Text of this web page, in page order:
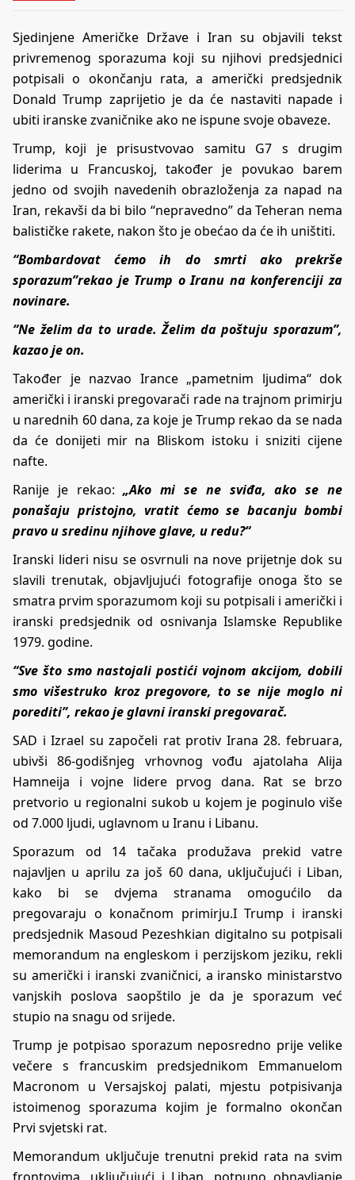
Sjedinjene Američke Države i Iran su objavili tekst
privremenog sporazuma koji su njihovi predsjednici
potpisali o okončanju rata, a američki predsjednik
Donald Trump zaprijetio je da će nastaviti napade i
ubiti iranske zvaničnike ako ne ispune svoje obaveze.
Trump, koji je prisustvovao samitu G7 s drugim
liderima u Francuskoj, također je povukao barem
jedno od svojih navedenih obrazloženja za napad na
Iran, rekavši da bi bilo “nepravedno” da Teheran nema
balističke rakete, nakon što je obećao da će ih uništiti.
“Bombardovat ćemo ih do smrti ako prekrše
sporazum”rekao je Trump o Iranu na konferenciji za
novinare.
“Ne želim da to urade. Želim da poštuju sporazum”,
kazao je on.
Također je nazvao Irance „pametnim ljudima“ dok
američki i iranski pregovarači rade na trajnom primirju
u narednih 60 dana, za koje je Trump rekao da se nada
da će donijeti mir na Bliskom istoku i sniziti cijene
nafte.
Ranije je rekao:„Ako mi se ne sviđa, ako se ne
ponašaju pristojno, vratit ćemo se bacanju bombi
pravo u sredinu njihove glave, u redu?“
Iranski lideri nisu se osvrnuli na nove prijetnje dok su
slavili trenutak, objavljujući fotografije onoga što se
smatra prvim sporazumom koji su potpisali i američki i
iranski predsjednik od osnivanja Islamske Republike
1979. godine.
“Sve što smo nastojali postići vojnom akcijom, dobili
smo višestruko kroz pregovore, to se nije moglo ni
porediti”, rekao je glavni iranski pregovarač.
SAD i Izrael su započeli rat protiv Irana 28. februara,
ubivši 86-godišnjeg vrhovnog vođu ajatolaha Alija
Hamneija i vojne lidere prvog dana. Rat se brzo
pretvorio u regionalni sukob u kojem je poginulo više
od 7.000 ljudi, uglavnom u Iranu i Libanu.
Sporazum od 14 tačaka produžava prekid vatre
najavljen u aprilu za još 60 dana, uključujući i Liban,
kako bi se dvjema stranama omogućilo da
pregovaraju o konačnom primirju.I Trump i iranski
predsjednik Masoud Pezeshkian digitalno su potpisali
memorandum na engleskom i perzijskom jeziku, rekli
su američki i iranski zvaničnici, a iransko ministarstvo
vanjskih poslova saopštilo je da je sporazum već
stupio na snagu od srijede.
Trump je potpisao sporazum neposredno prije velike
večere s francuskim predsjednikom Emmanuelom
Macronom u Versajskoj palati, mjestu potpisivanja
istoimenog sporazuma kojim je formalno okončan
Prvi svjetski rat.
Memorandum uključuje trenutni prekid rata na svim